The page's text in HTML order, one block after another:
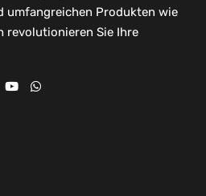
umfangreichen Produkten wie
revolutionieren Sie Ihre